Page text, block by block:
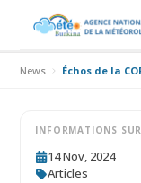
News Échos de la
INFORMATIONS
14 Nov, 2024
Articles